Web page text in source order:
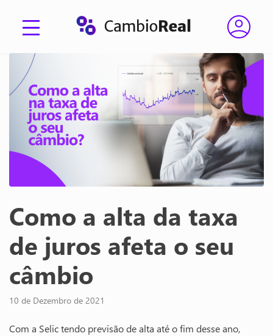
Como a alta da taxa
de juros afeta o seu
câmbio
10 de Dezembro de 2021
Com a Selic tendo previsão de alta até o fim desse ano,